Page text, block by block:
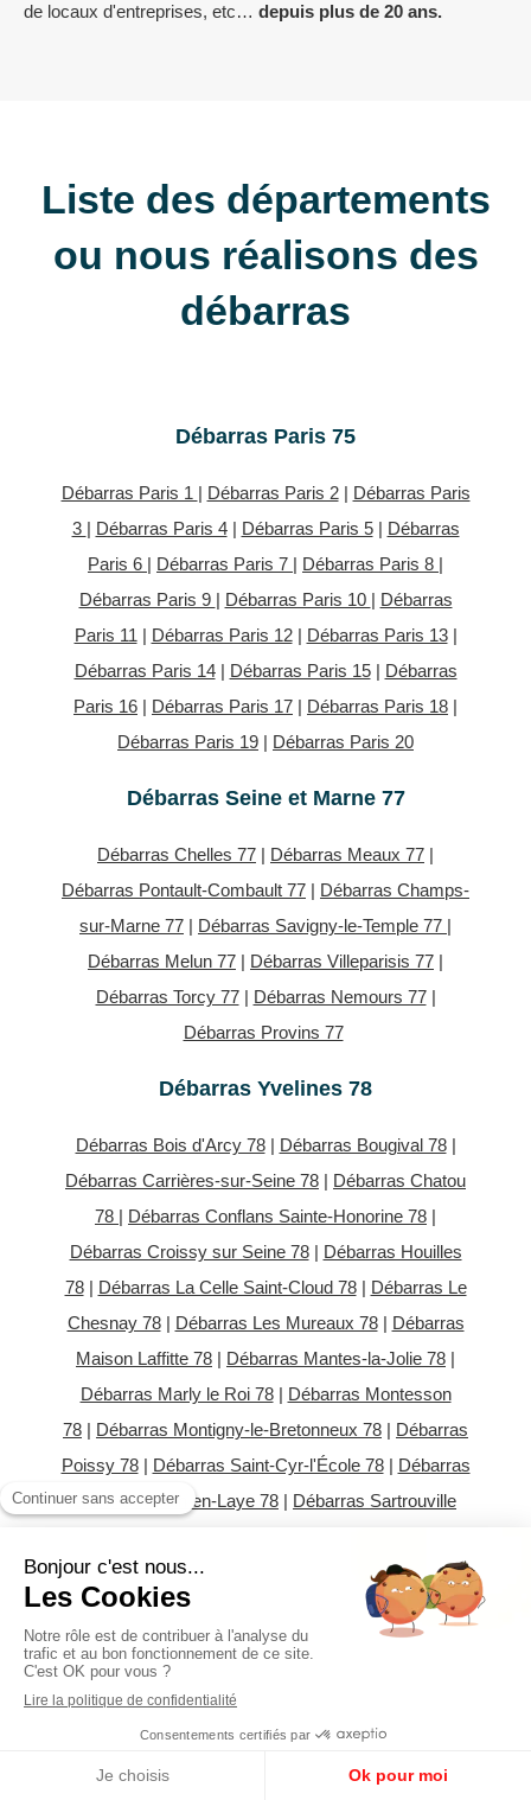
de locaux d'entreprises, etc… depuis plus de 20 ans.
Liste des départements
ou nous réalisons des
débarras
Débarras Paris 75
Débarras Paris 1 | Débarras Paris 2| Débarras Paris
3 | Débarras Paris 4| Débarras Paris 5| Débarras
Paris 6 | Débarras Paris 7 | Débarras Paris 8 |
Débarras Paris 9 | Débarras Paris 10 | Débarras
Paris 11 | Débarras Paris 12| Débarras Paris 13|
Débarras Paris 14| Débarras Paris 15| Débarras
Paris 16 | Débarras Paris 17 | Débarras Paris 18 |
Débarras Paris 19 | Débarras Paris 20
Débarras Seine et Marne 77
Débarras Chelles 77 | Débarras Meaux 77 |
Débarras Pontault-Combault 77 | Débarras Champs-
sur-Marne 77 | Débarras Savigny-le-Temple 77 |
Débarras Melun 77 | Débarras Villeparisis 77 |
Débarras Torcy 77| Débarras Nemours 77|
Débarras Provins 77
Débarras Yvelines 78
Débarras Bois d'Arcy 78| Débarras Bougival 78|
Débarras Carrières-sur-Seine 78 | Débarras Chatou
78 | Débarras Conflans Sainte-Honorine 78 |
Débarras Croissy sur Seine 78| Débarras Houilles
78| Débarras La Celle Saint-Cloud 78| Débarras Le
Chesnay 78| Débarras Les Mureaux 78| Débarras
Maison Laffitte 78 | Débarras Mantes-la-Jolie 78 |
Débarras Marly le Roi 78| Débarras Montesson
78 | Débarras Montigny-le-Bretonneux 78 | Débarras
Poissy 78| Débarras Saint-Cyr-l'École 78| Débarras
Saint-Germain en-Laye 78 | Débarras Sartrouville
Débarras Essonne 91
Débarras Arpajon 91|Débarras Bièvres 91
Débarras Corbeil-Essonnes 91
Débarras Savigny-sur-Orge